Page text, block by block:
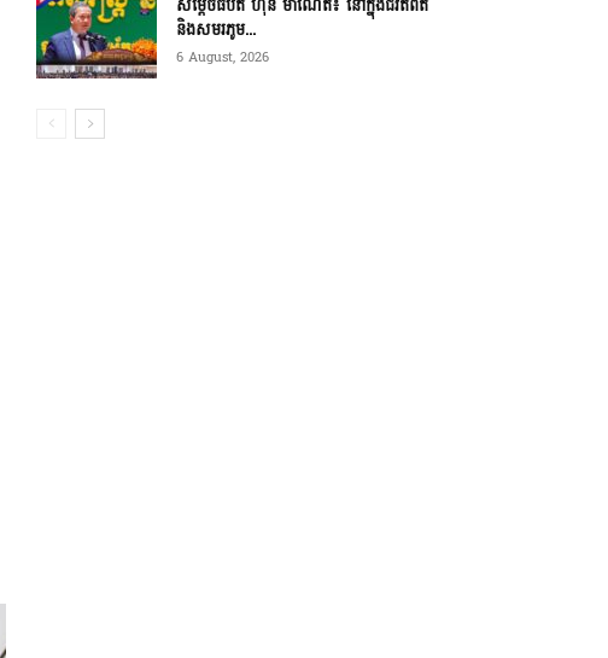
និងសមរភូម...
6 August, 2026